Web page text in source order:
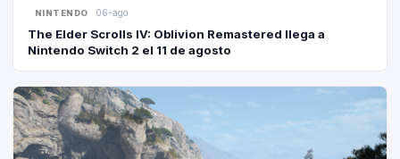
NINTENDO 06-ago
The Elder Scrolls IV: Oblivion Remastered llega a
Nintendo Switch 2 el 11 de agosto